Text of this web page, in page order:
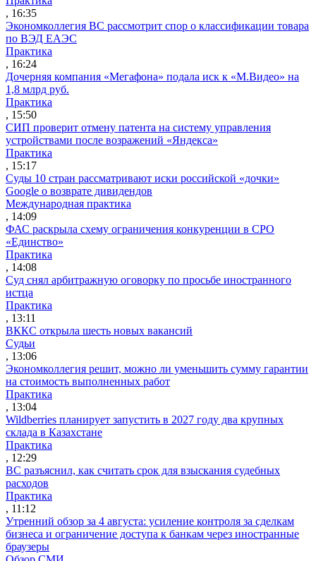
, 16:35
Экономколлегия ВС рассмотрит спор о классификации товара
по ВЭД ЕАЭС
Практика
, 16:24
Дочерняя компания «Мегафона» подала иск к «М.Видео» на
1,8 млрд руб.
Практика
, 15:50
СИП проверит отмену патента на систему управления
устройствами после возражений «Яндекса»
Практика
, 15:17
Суды 10 стран рассматривают иски российской «дочки»
Google о возврате дивидендов
Международная практика
, 14:09
ФАС раскрыла схему ограничения конкуренции в СРО
«Единство»
Практика
, 14:08
Суд снял арбитражную оговорку по просьбе иностранного
истца
Практика
, 13:11
ВККС открыла шесть новых вакансий
Судьи
, 13:06
Экономколлегия решит, можно ли уменьшить сумму гарантии
на стоимость выполненных работ
Практика
, 13:04
Wildberries планирует запустить в 2027 году два крупных
склада в Казахстане
Практика
, 12:29
ВС разъяснил, как считать срок для взыскания судебных
расходов
Практика
, 11:12
Утренний обзор за 4 августа: усиление контроля за сделкам
бизнеса и ограничение доступа к банкам через иностранные
браузеры